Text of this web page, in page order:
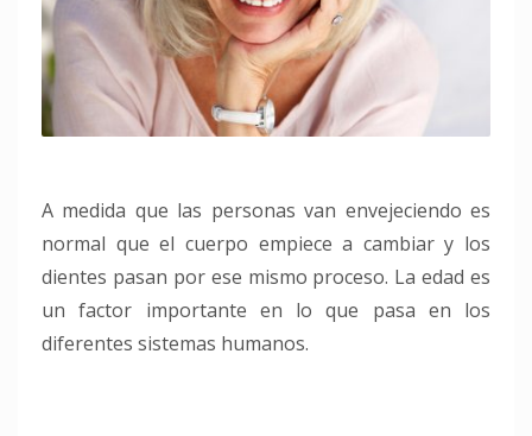
A medida que las personas van envejeciendo es
normal que el cuerpo empiece a cambiar y los
dientes pasan por ese mismo proceso. La edad es
un factor importante en lo que pasa en los
diferentes sistemas humanos.